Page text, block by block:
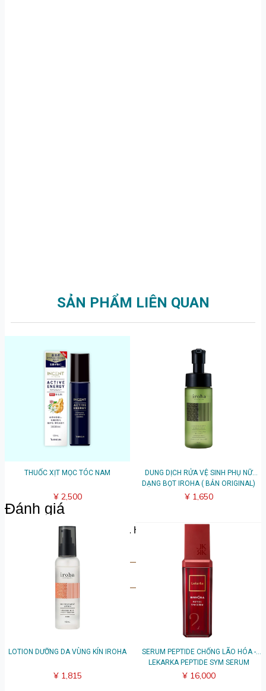
Đánh giá
Hãy chia sẻ suy nghĩ của bạn. Hãy là người đầu tiên để lại
bài đánh giá.
Viết đánh giá
THUỐC XỊT MỌC TÓC NAM
¥ 2,500
LOTION DƯỠNG DA VÙNG KÍN IROHA
¥ 1,815
DUNG DỊCH RỬA VỆ SINH PHỤ NỮ
DẠNG BỌT IROHA ( BẢN ORIGINAL)
¥ 1,650
SERUM PEPTIDE CHỐNG LÃO HÓA -
LEKARKA PEPTIDE SYM SERUM
¥ 16,000
SẢN PHẨM LIÊN QUAN